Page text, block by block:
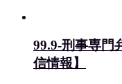
99.9-刑事専門
信情報】